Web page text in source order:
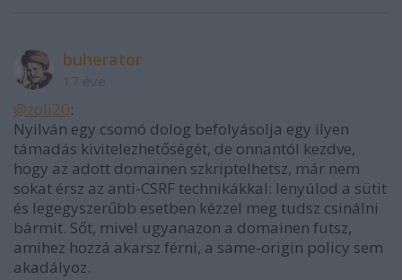
buherator
@zoli20:
Nyilván egy csomó dolog befolyásolja egy ilyen
támadás kivitelezhetőségét, de onnantól kezdve,
hogy az adott domainen szkriptelhetsz, már nem
sokat érsz az anti-CSRF technikákkal: lenyúlod a sütit
és legegyszerűbb esetben kézzel meg tudsz csinálni
bármit. Sőt, mivel ugyanazon a domainen futsz,
amihez hozzá akarsz férni, a same-origin policy sem
akadályoz.